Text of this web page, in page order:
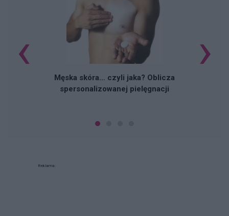
Męska skóra… czyli jaka? Oblicza
spersonalizowanej pielęgnacji
‹ ›
Reklama: